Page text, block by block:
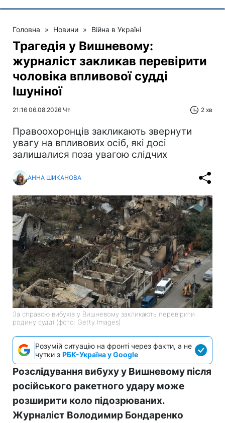
Головна » Новини » Війна в Україні
Трагедія у Вишневому:
журналіст закликав перевірити
чоловіка впливової судді
Ішуніної
21:16 06.08.2026 Чт 2 хв
Правоохоронців закликають звернути
увагу на впливових осіб, які досі
залишалися поза увагою слідчих
АННА ШИКАНОВА
За справою вибухів у Вишневому закликають перевірити
родину судді (фото: Getty Images)
Розумій ситуацію на фронті через факти, а не
чутки з РБК-Україна у Google
Розслідування вибуху у Вишневому після
російського ракетного удару може
розширити коло підозрюваних.
Журналіст Володимир Бондаренко